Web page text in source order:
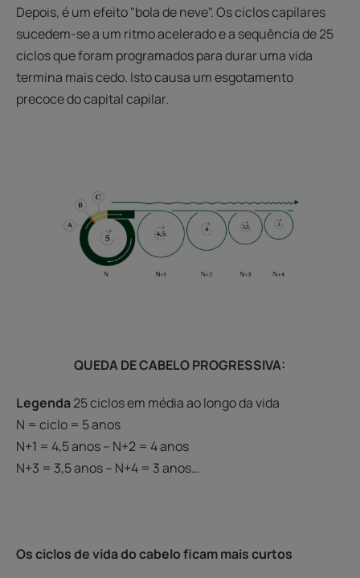
Depois, é um efeito "bola de neve". Os ciclos capilares
sucedem-se a um ritmo acelerado e a sequência de 25
ciclos que foram programados para durar uma vida
termina mais cedo. Isto causa um esgotamento
precoce do capital capilar.
QUEDA DE CABELO PROGRESSIVA:
Legenda25 ciclos em média ao longo da vida
N = ciclo = 5 anos
N+1 = 4,5 anos – N+2 = 4 anos
N+3 = 3,5 anos – N+4 = 3 anos…
Os ciclos de vida do cabelo ficam mais curtos